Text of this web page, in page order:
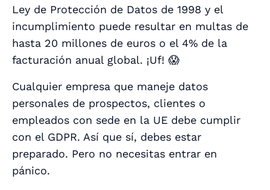
Ley de Protección de Datos de 1998 y el
incumplimiento puede resultar en multas de
hasta 20 millones de euros o el 4% de la
facturación anual global. ¡Uf! 😱
Cualquier empresa que maneje datos
personales de prospectos, clientes o
empleados con sede en la UE debe cumplir
con el GDPR. Así que sí, debes estar
preparado. Pero no necesitas entrar en
pánico.